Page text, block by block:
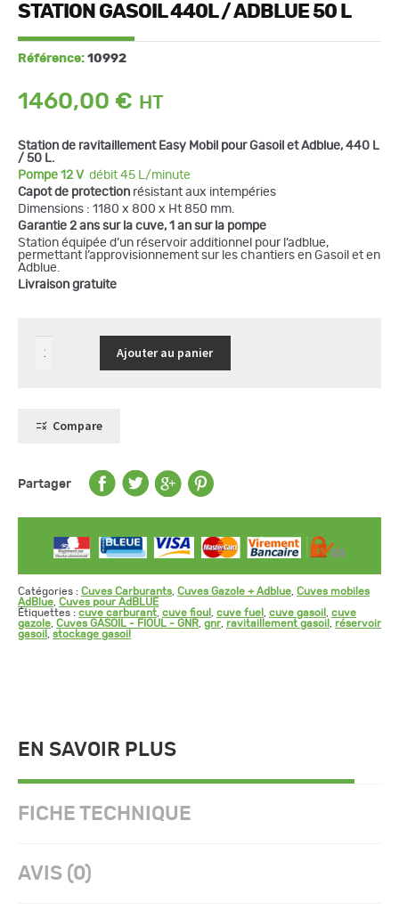
STATION GASOIL 440L / ADBLUE 50 L
Référence: 10992
1460,00 €
Station de ravitaillement Easy Mobil pour Gasoil et Adblue, 440 L
/ 50 L.
Pompe 12 V débit 45 L/minute
Capot de protection résistant aux intempéries
Dimensions : 1180 x 800 x Ht 850 mm.
Garantie 2 ans sur la cuve, 1 an sur la pompe
Station équipée d’un réservoir additionnel pour l’adblue,
permettant l’approvisionnement sur les chantiers en Gasoil et en
Adblue.
Livraison gratuite
quantité
de
50
Ajouter au panier
Compare
Partager
Catégories : Cuves Carburants Cuves Gazole + Adblue Cuves mobiles
AdBlue Cuves pour AdBLUE
Étiquettes : cuve carburant cuve fioul cuve fuel cuve gasoil
cuve
gazole Cuves GASOIL - FIOUL - GNR gnr ravitaillement gasoil
réservoir
gasoil
stockage gasoil
EN SAVOIR PLUS
FICHE TECHNIQUE
AVIS (0)